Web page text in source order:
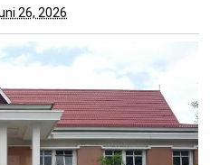
26, 2026